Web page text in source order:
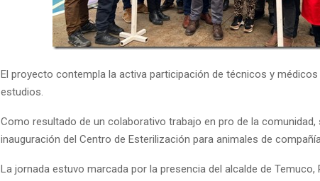
El proyecto contempla la activa participación de técnicos y
estudios.
Como resultado de un colaborativo trabajo en pro de la comunidad,
inauguración del Centro de Esterilización para animales de
La jornada estuvo marcada por la presencia del alcalde de Temuco,